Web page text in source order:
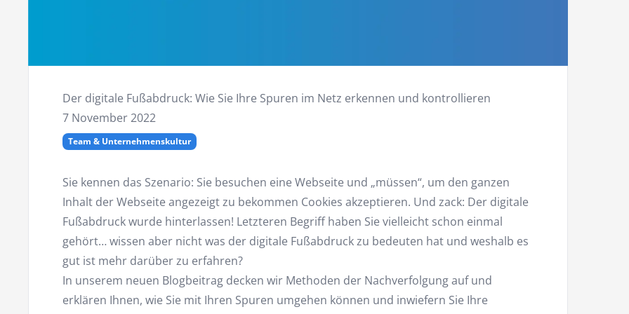
Der digitale Fußabdruck: Wie Sie Ihre Spuren im Netz erkennen und kontrollieren
7 November 2022
Team & Unternehmenskultur
Sie kennen das Szenario: Sie besuchen eine Webseite und „müssen“, um den ganzen
Inhalt der Webseite angezeigt zu bekommen Cookies akzeptieren. Und zack: Der digitale
Fußabdruck wurde hinterlassen! Letzteren Begriff haben Sie vielleicht schon einmal
gehört… wissen aber nicht was der digitale Fußabdruck zu bedeuten hat und weshalb es
gut ist mehr darüber zu erfahren?
In unserem neuen Blogbeitrag decken wir Methoden der Nachverfolgung auf und
erklären Ihnen, wie Sie mit Ihren Spuren umgehen können und inwiefern Sie Ihre